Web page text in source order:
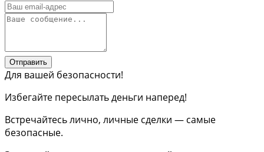
Отправить
Для вашей безопасности!
Избегайте пересылать деньги наперед!
Встречайтесь лично, личные сделки — самые
безопасные.